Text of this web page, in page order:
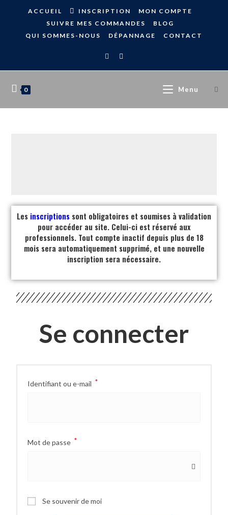
ACCUEIL INSCRIPTION
MON COMPTE
SUIVRE MES COMMANDES
BLOG
QUI SOMMES-NOUS
DÉPANNAGE CONTACT
0 Menu
Les inscriptions sont obligatoires et soumises à validation
pour accéder au site. Celui-ci est réservé aux
professionnels. Tout compte inactif depuis plus de 18
mois sera automatiquement supprimé, et une nouvelle
inscription sera nécessaire.
Se connecter
Identifiant ou e-mail *
Mot de passe *
Se souvenir de moi